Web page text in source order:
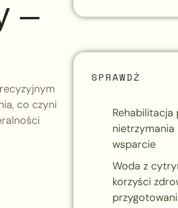
–
co czyni
SPRAWDŹ
wsparcie
Woda z
korzyści